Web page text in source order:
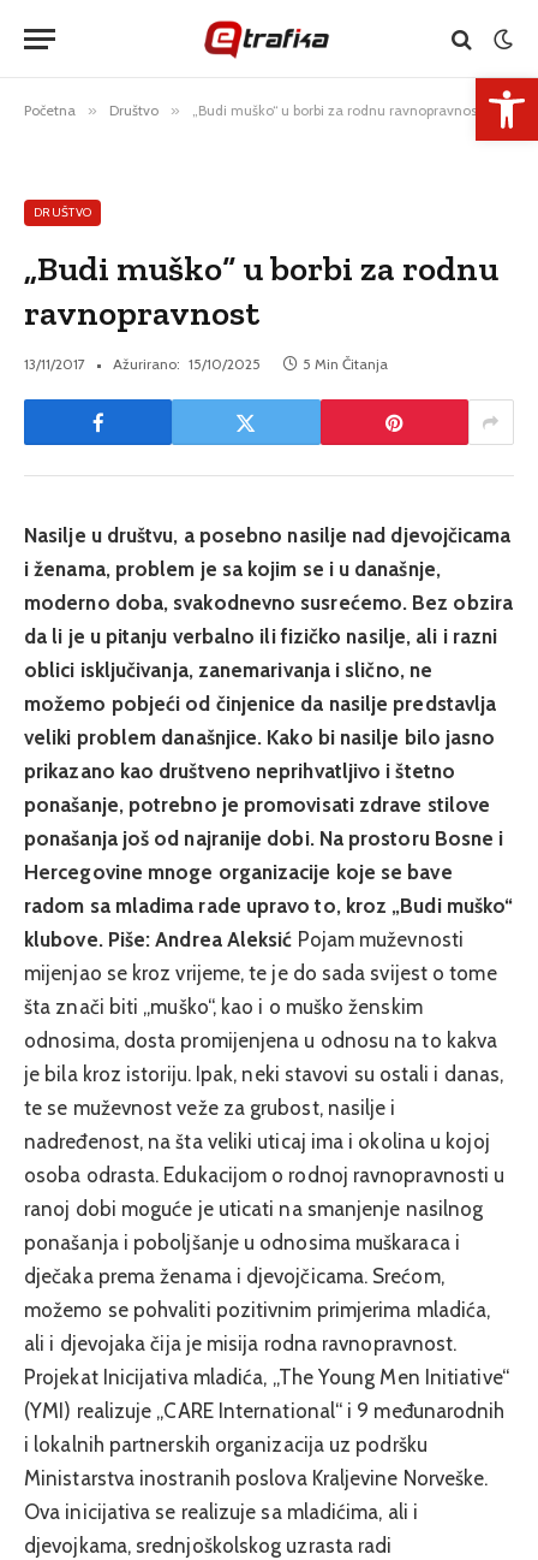
Početna » Društvo » „Budi muško“ u borbi za rodnu ravnopravnost
DRUŠTVO
„Budi muško“ u borbi za rodnu
ravnopravnost
13/11/2017 Ažurirano: 15/10/2025 5 Min Čitanja
Nasilje u društvu, a posebno nasilje nad djevojčicama
i ženama, problem je sa kojim se i u današnje,
moderno doba, svakodnevno susrećemo. Bez obzira
da li je u pitanju verbalno ili fizičko nasilje, ali i razni
oblici isključivanja, zanemarivanja i slično, ne
možemo pobjeći od činjenice da nasilje predstavlja
veliki problem današnjice. Kako bi nasilje bilo jasno
prikazano kao društveno neprihvatljivo i štetno
ponašanje, potrebno je promovisati zdrave stilove
ponašanja još od najranije dobi. Na prostoru Bosne i
Hercegovine mnoge organizacije koje se bave
radom sa mladima rade upravo to, kroz „Budi muško“
klubove. Piše: Andrea Aleksić Pojam muževnosti
mijenjao se kroz vrijeme, te je do sada svijest o tome
šta znači biti „muško“, kao i o muško ženskim
odnosima, dosta promijenjena u odnosu na to kakva
je bila kroz istoriju. Ipak, neki stavovi su ostali i danas,
te se muževnost veže za grubost, nasilje i
nadređenost, na šta veliki uticaj ima i okolina u kojoj
osoba odrasta. Edukacijom o rodnoj ravnopravnosti u
ranoj dobi moguće je uticati na smanjenje nasilnog
ponašanja i poboljšanje u odnosima muškaraca i
dječaka prema ženama i djevojčicama. Srećom,
možemo se pohvaliti pozitivnim primjerima mladića,
ali i djevojaka čija je misija rodna ravnopravnost.
Projekat Inicijativa mladića, „The Young Men Initiative“
(YMI) realizuje „CARE International“ i 9 međunarodnih
i lokalnih partnerskih organizacija uz podršku
Ministarstva inostranih poslova Kraljevine Norveške.
Ova inicijativa se realizuje sa mladićima, ali i
djevojkama, srednjoškolskog uzrasta radi